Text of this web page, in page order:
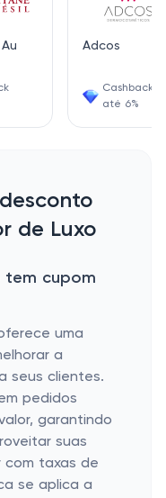
Adcos
Cashback
até 6%
de Luxo
tem cupom
uma
a
seus clientes.
pedidos
garantindo
suas
com taxas de
se aplica a